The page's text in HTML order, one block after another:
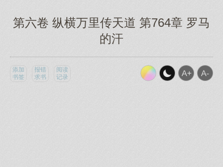
第六卷 纵横万里传天道 第764章 罗马
的汗
添加
书签
报错
求书
阅读
记录